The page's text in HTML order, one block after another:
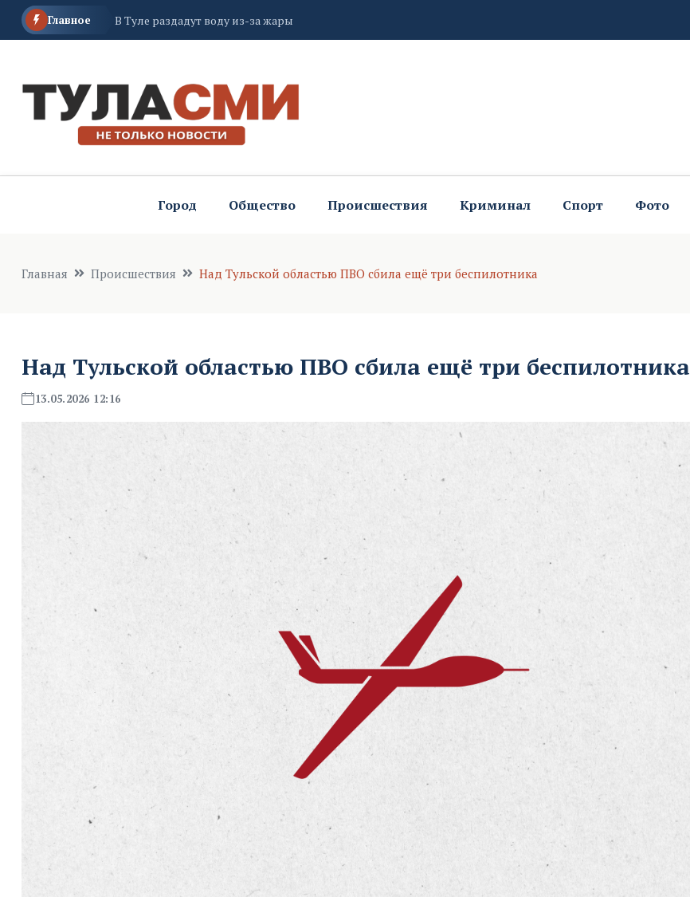
Главное В Туле раздадут воду из-за жары
В Тульской области стало больше на один удобный маршрут
Город Общество Происшествия Криминал Спорт Фото
Главная Происшествия Над Тульской областью ПВО сбила ещё три беспилотника
Над Тульской областью ПВО сбила ещё три беспилотника
13.05.2026 12:16